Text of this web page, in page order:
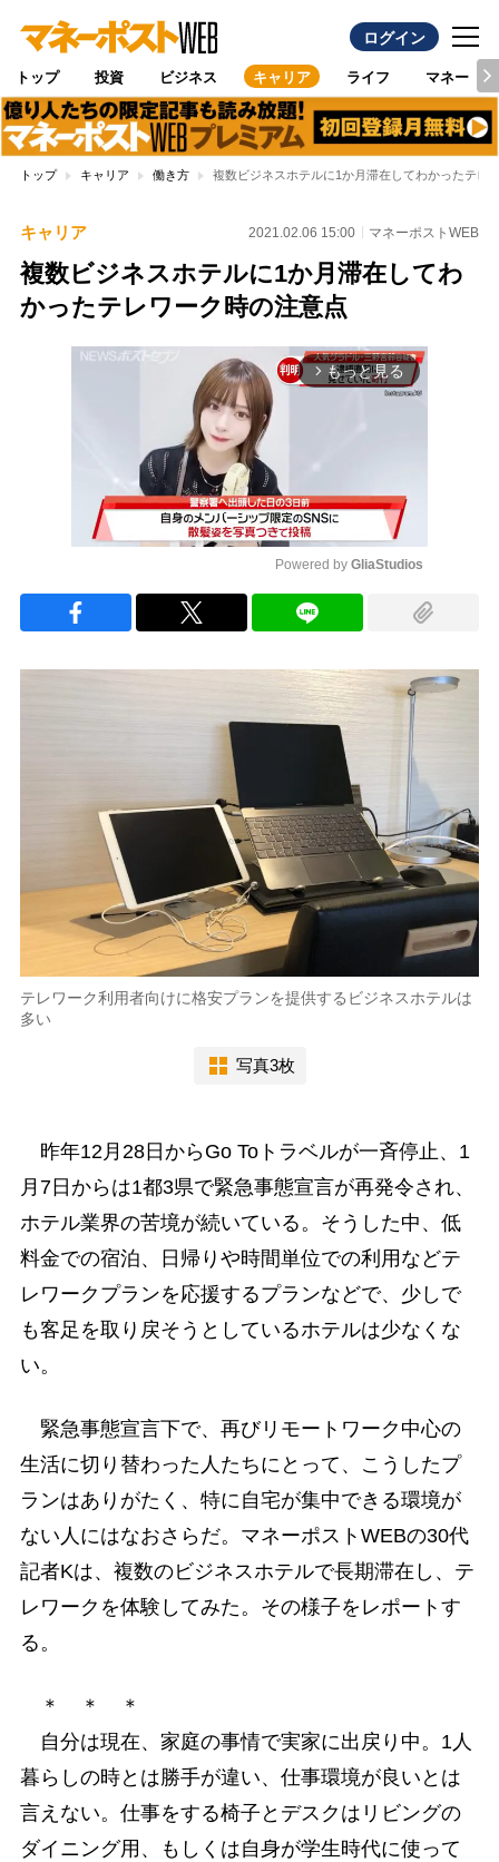
ログイン
トップ 投資 ビジネス キャリア ライフ マネー
トップ キャリア 働き方 複数ビジネスホテルに1か月滞在してわかったテレ
キャリア 2021.02.06 15:00 マネーポストWEB
複数ビジネスホテルに1か月滞在してわ
かったテレワーク時の注意点
arrow_forward_ios もっと見る
Powered by GliaStudios
テレワーク利用者向けに格安プランを提供するビジネスホテルは
多い
写真3枚
昨年12月28日からGo Toトラベルが一斉停止、1
月7日からは1都3県で緊急事態宣言が再発令され、
ホテル業界の苦境が続いている。そうした中、低
料金での宿泊、日帰りや時間単位での利用などテ
レワークプランを応援するプランなどで、少しで
も客足を取り戻そうとしているホテルは少なくな
い。
緊急事態宣言下で、再びリモートワーク中心の
生活に切り替わった人たちにとって、こうしたプ
ランはありがたく、特に自宅が集中できる環境が
ない人にはなおさらだ。マネーポストWEBの30代
記者Kは、複数のビジネスホテルで長期滞在し、テ
レワークを体験してみた。その様子をレポートす
る。
＊ ＊ ＊
自分は現在、家庭の事情で実家に出戻り中。1人
暮らしの時とは勝手が違い、仕事環境が良いとは
言えない。仕事をする椅子とデスクはリビングの
ダイニング用、もしくは自身が学生時代に使って